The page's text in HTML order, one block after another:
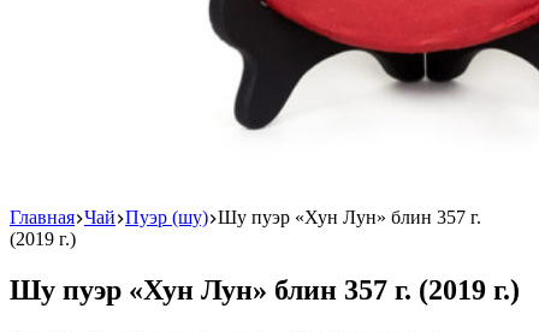
Главная Чай Пуэр (шу) Шу пуэр «Хун Лун» блин 357 г.
(2019 г.)
Шу пуэр «Хун Лун» блин 357 г. (2019 г.)